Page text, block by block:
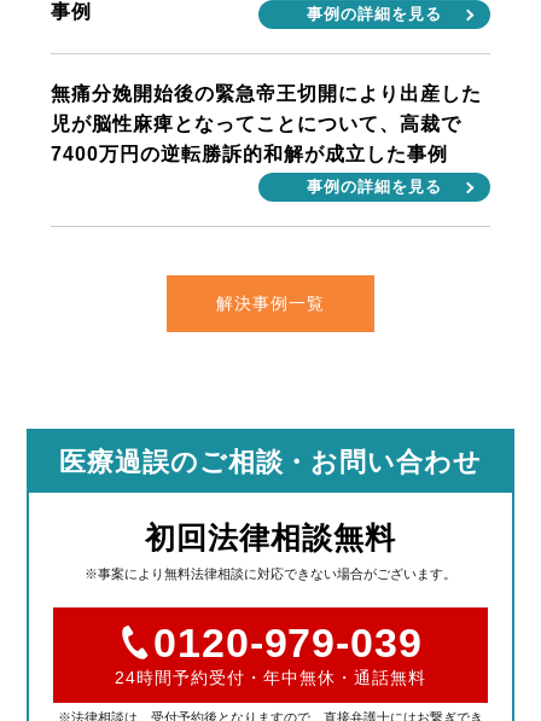
事例
事例の詳細を見る
無痛分娩開始後の緊急帝王切開により出産した
児が脳性麻痺となってことについて、高裁で
7400万円の逆転勝訴的和解が成立した事例
事例の詳細を見る
解決事例一覧
医療過誤のご相談 ・お問い合わせ
初回法律相談無料
※事案により無料法律相談に対応できない場合がございます。
0120-979-039
24時間予約受付・年中無休・通話無料
※法律相談は、受付予約後となりますので、直接弁護士にはお繋ぎでき